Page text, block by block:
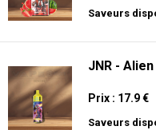
Saveurs
JNR -
Prix : 17.9 €
Saveurs